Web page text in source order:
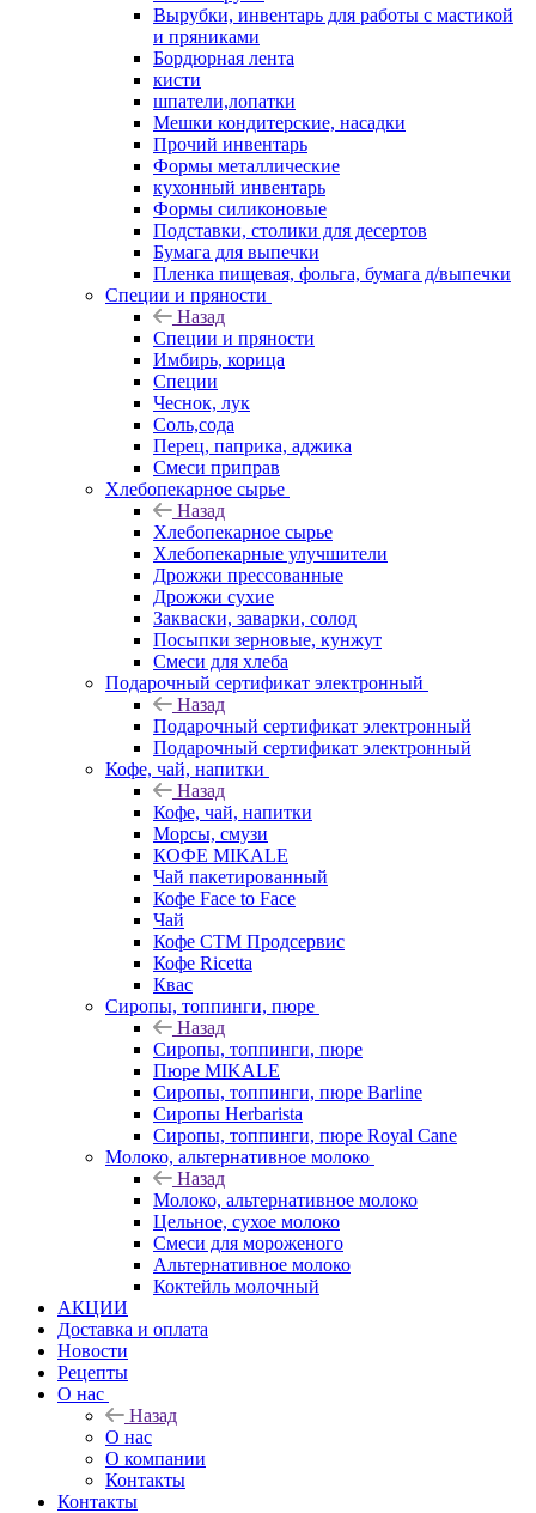
Вырубки, инвентарь для работы с мастикой
и пряниками
Бордюрная лента
кисти
шпатели,лопатки
Мешки кондитерские, насадки
Прочий инвентарь
Формы металлические
кухонный инвентарь
Формы силиконовые
Подставки, столики для десертов
Бумага для выпечки
Пленка пищевая, фольга, бумага д/выпечки
Специи и пряности
Назад
Специи и пряности
Имбирь, корица
Специи
Чеснок, лук
Соль,сода
Перец, паприка, аджика
Смеси приправ
Хлебопекарное сырье
Назад
Хлебопекарное сырье
Хлебопекарные улучшители
Дрожжи прессованные
Дрожжи сухие
Закваски, заварки, солод
Посыпки зерновые, кунжут
Смеси для хлеба
Подарочный сертификат электронный
Назад
Подарочный сертификат электронный
Подарочный сертификат электронный
Кофе, чай, напитки
Назад
Кофе, чай, напитки
Морсы, смузи
КОФЕ MIKALE
Чай пакетированный
Кофе Face to Face
Чай
Кофе СТМ Продсервис
Кофе Ricetta
Квас
Сиропы, топпинги, пюре
Назад
Сиропы, топпинги, пюре
Пюре MIKALE
Сиропы, топпинги, пюре Barline
Сиропы Herbarista
Сиропы, топпинги, пюре Royal Cane
Молоко, альтернативное молоко
Назад
Молоко, альтернативное молоко
Цельное, сухое молоко
Смеси для мороженого
Альтернативное молоко
Коктейль молочный
АКЦИИ
Доставка и оплата
Новости
Рецепты
О нас
Назад
О нас
О компании
Контакты
Контакты